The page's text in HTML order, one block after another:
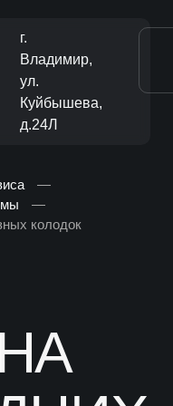
г.
Владимир,
ул.
Куйбышева,
д.24Л
—
—
колодок